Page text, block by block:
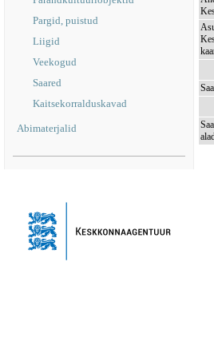
Pargid, puistud
Liigid
Veekogud
Saared
Kaitsekorralduskavad
Abimaterjalid